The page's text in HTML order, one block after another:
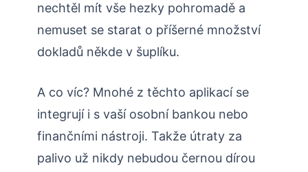
nechtěl mít vše hezky pohromadě a
nemuset se starat o příšerné množství
dokladů někde v šuplíku.
A co víc? Mnohé z těchto aplikací se
integrují i s vaší osobní bankou nebo
finančními nástroji. Takže útraty za
palivo už nikdy nebudou černou dírou